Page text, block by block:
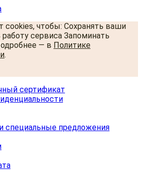
cookies, чтобы: Сохранять ваши
сервиса Запоминать
— в Политике
.
сертификат
специальные предложения